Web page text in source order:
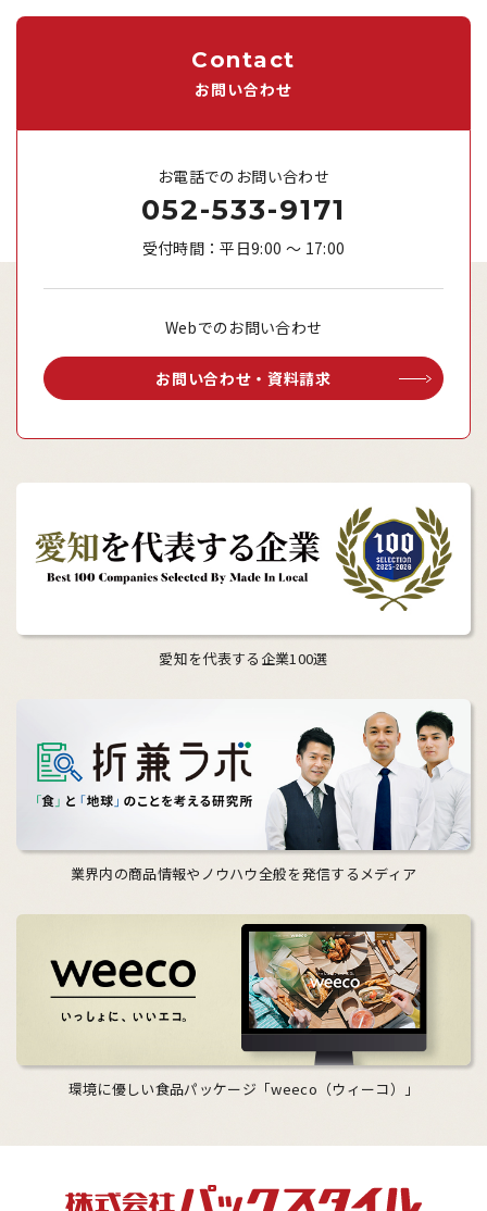
Contact
お問い合わせ
お電話でのお問い合わせ
052-533-9171
受付時間：平日9:00 ～ 17:00
Webでのお問い合わせ
お問い合わせ・資料請求
愛知を代表する企業100選
業界内の商品情報やノウハウ全般を発信するメディア
環境に優しい食品パッケージ「weeco（ウィーコ）」